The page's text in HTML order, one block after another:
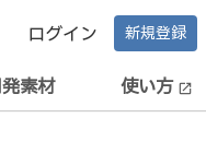
ログイン 新規登録
素材 使い方 open_in_new